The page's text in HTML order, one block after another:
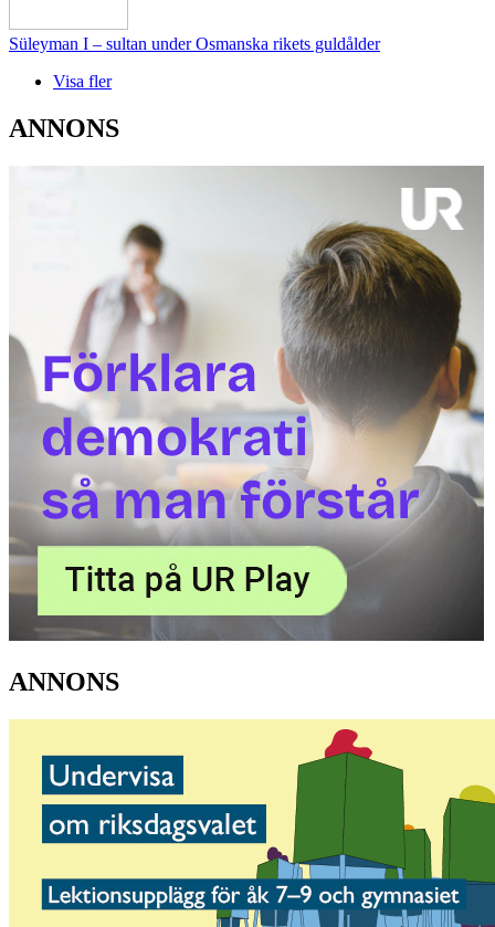
Süleyman I – sultan under Osmanska rikets guldålder
Visa fler
ANNONS
ANNONS